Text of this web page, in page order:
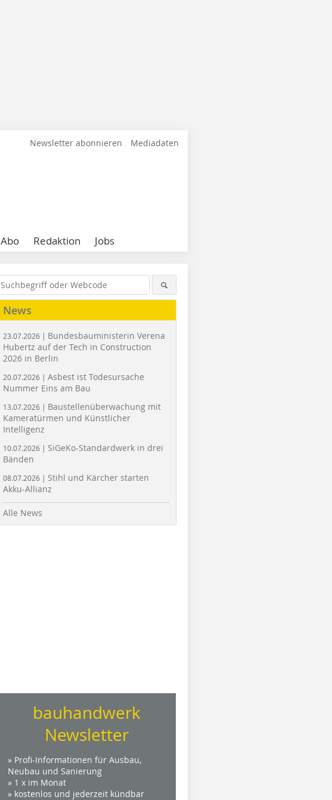
Newsletter abonnieren Mediadaten
Abo Redaktion Jobs
News
23.07.2026 | Bundesbauministerin Verena
Hubertz auf der Tech in Construction
2026 in Berlin
20.07.2026 | Asbest ist Todesursache
Nummer Eins am Bau
13.07.2026 | Baustellenüberwachung mit
Kameratürmen und Künstlicher
Intelligenz
10.07.2026 | SiGeKo-Standardwerk in drei
Bänden
08.07.2026 | Stihl und Kärcher starten
Akku-Allianz
Alle News
bauhandwerk
Newsletter
» Profi-Informationen für Ausbau,
Neubau und Sanierung
» 1 x im Monat
» kostenlos und jederzeit kündbar